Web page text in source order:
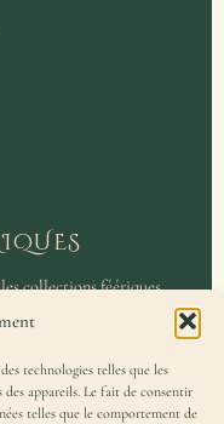
technologies telles que les
appareils. Le fait de consentir
telles que le comportement de
collections féériques
de l'atelier.